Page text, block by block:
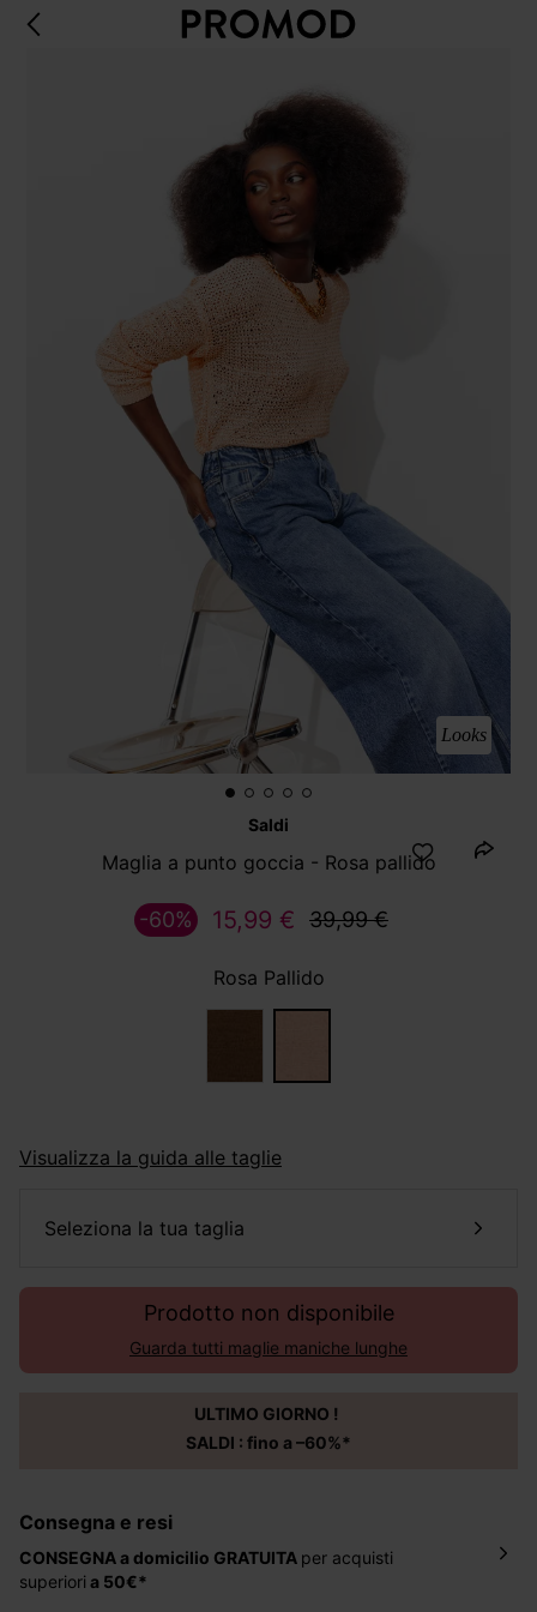
Looks
Saldi
Maglia a punto goccia - Rosa pallido
15,99 € 39,99 €
-60%
Rosa Pallido
Visualizza la guida alle taglie
seleziona la tua taglia
Prodotto non disponibile
Guarda tutti maglie maniche lunghe
ULTIMO GIORNO !
SALDI : fino a –60%*
Consegna e resi
CONSEGNA a domicilio GRATUITA per acquisti
superiori a 50€*